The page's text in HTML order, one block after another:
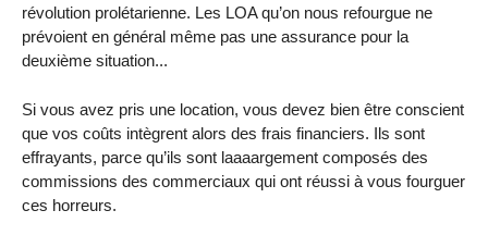
révolution prolétarienne. Les LOA qu’on nous refourgue ne
prévoient en général même pas une assurance pour la
deuxième situation...
Si vous avez pris une location, vous devez bien être conscient
que vos coûts intègrent alors des frais financiers. Ils sont
effrayants, parce qu’ils sont laaaargement composés des
commissions des commerciaux qui ont réussi à vous fourguer
ces horreurs.